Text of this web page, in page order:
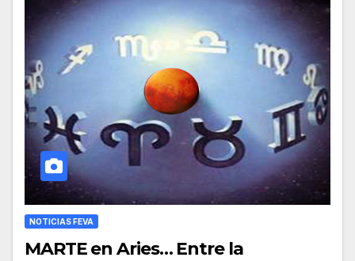
NOTICIAS FEVA
MARTE en Aries… Entre la